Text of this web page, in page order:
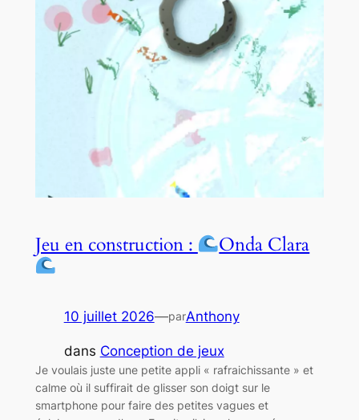
Jeu en construction : Onda Clara
10 juillet 2026—parAnthony
dans Conception de jeux
Je voulais juste une petite appli « rafraichissante » et
calme où il suffirait de glisser son doigt sur le
smartphone pour faire des petites vagues et